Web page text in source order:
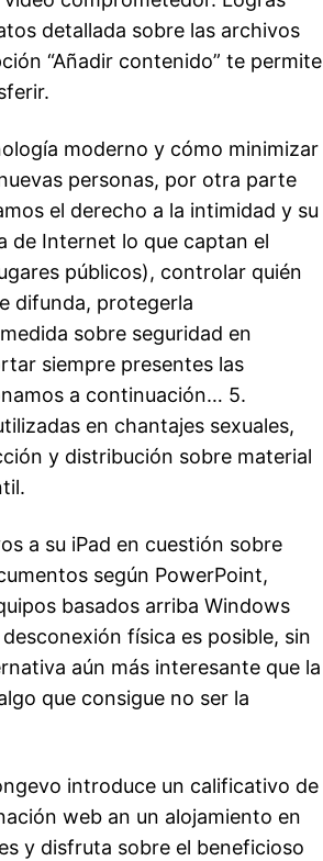
detallada sobre las archivos
“Añadir contenido” te permite
moderno y cómo minimizar
personas, por otra parte
el derecho a la intimidad y su
de Internet lo que captan el
públicos), controlar quién
difunda, protegerla
sobre seguridad en
siempre presentes las
a continuación… 5.
en chantajes sexuales,
y distribución sobre material
a su iPad en cuestión sobre
según PowerPoint,
basados arriba Windows
física es posible, sin
aún más interesante que la
que consigue no ser la
introduce un calificativo de
web an un alojamiento en
y disfruta sobre el beneficioso